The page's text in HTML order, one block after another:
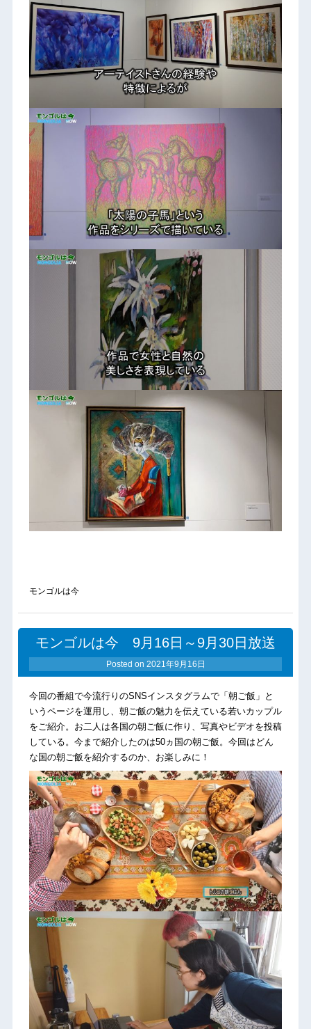
モンゴルは今
モンゴルは今 9月16日～9月30日放送
Posted on 2021年9月16日
今回の番組で今流行りのSNSインスタグラムで「朝ご飯」と
いうページを運用し、朝ご飯の魅力を伝えている若いカップル
をご紹介。お二人は各国の朝ご飯に作り、写真やビデオを投稿
している。今まで紹介したのは50ヵ国の朝ご飯。今回はどん
な国の朝ご飯を紹介するのか、お楽しみに！